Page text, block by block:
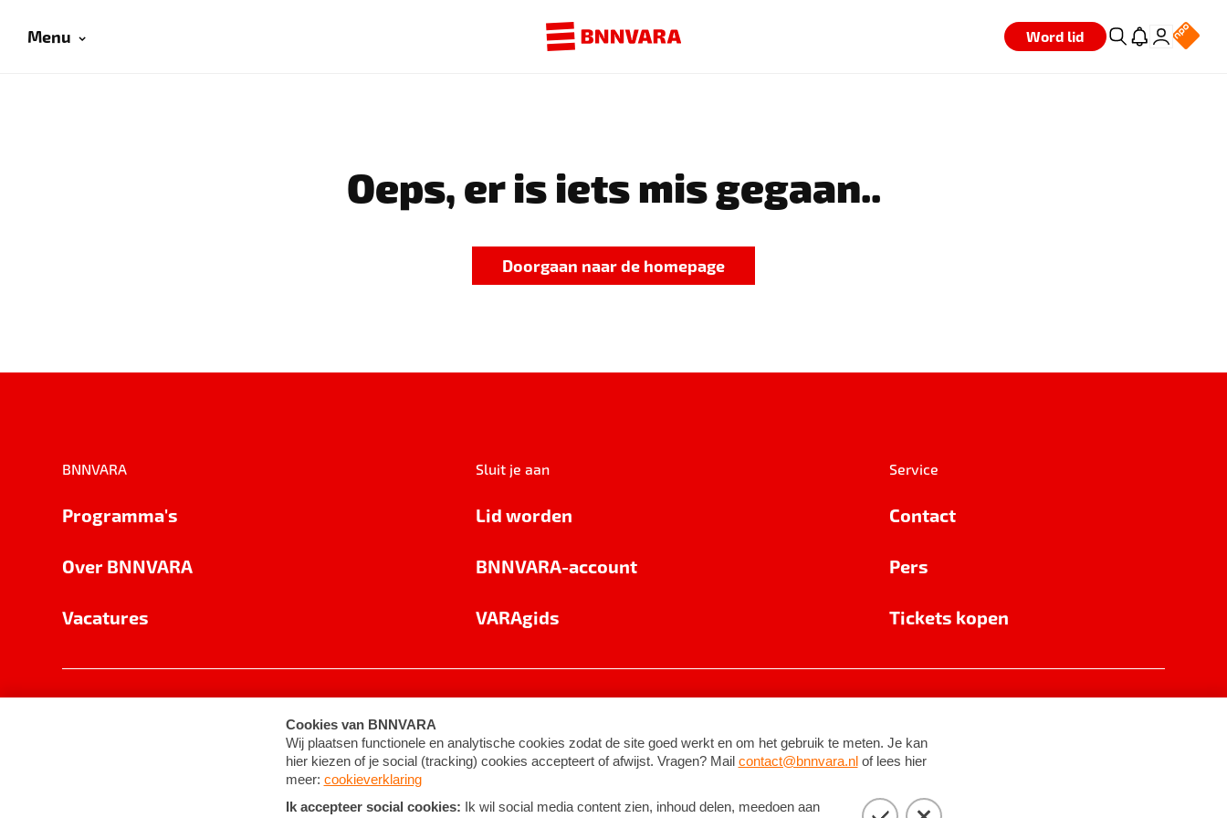
Menu Word lid
Oeps, er is iets mis gegaan..
Doorgaan naar de homepage
BNNVARA
Programma's
Over BNNVARA
Vacatures
Sluit je aan
Lid worden
BNNVARA-account
VARAgids
Service
Contact
Pers
Tickets kopen
Cookie-instellingen Algemene voorwaarden ©2026BNNVARA